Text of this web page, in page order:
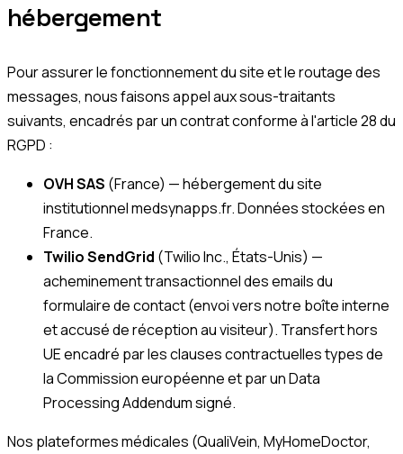
hébergement
Pour assurer le fonctionnement du site et le routage des
messages, nous faisons appel aux sous-traitants
suivants, encadrés par un contrat conforme à l'article 28 du
RGPD :
OVH SAS (France) — hébergement du site
institutionnel medsynapps.fr. Données stockées en
France.
Twilio SendGrid (Twilio Inc., États-Unis) —
acheminement transactionnel des emails du
formulaire de contact (envoi vers notre boîte interne
et accusé de réception au visiteur). Transfert hors
UE encadré par les clauses contractuelles types de
la Commission européenne et par un Data
Processing Addendum signé.
Nos plateformes médicales (QualiVein, MyHomeDoctor,